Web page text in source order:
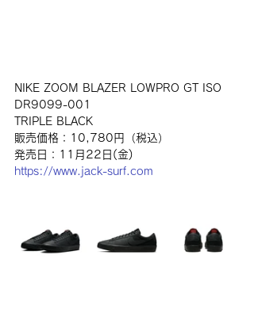
NIKE ZOOM BLAZER LOWPRO GT ISO
DR9099-001
TRIPLE BLACK
販売価格：10,780円（税込）
発売日：11月22日(金)
https://www.jack-surf.com